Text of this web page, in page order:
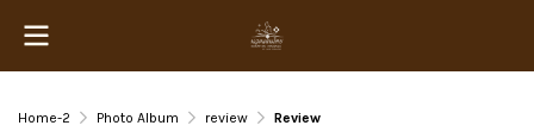
Home-2 Photo Album review Review